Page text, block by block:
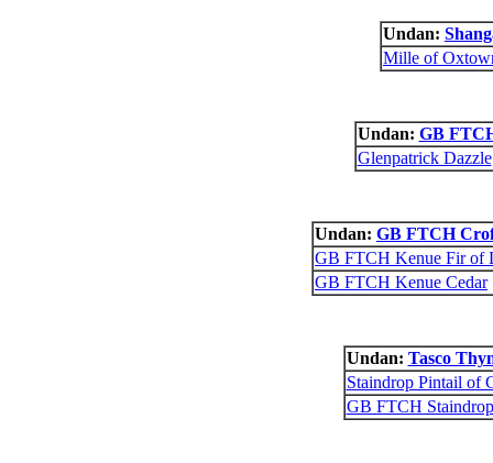
Undan:
Mille of
Undan: GB
Glenpatrick Dazzle
Undan: GB FTCH
GB FTCH Kenue Fir of
GB FTCH Kenue Cedar
Undan: Tasco
Staindrop Pintail of
GB FTCH